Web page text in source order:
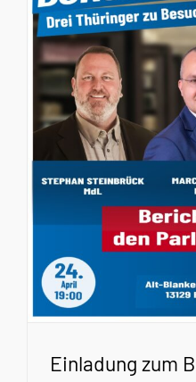
Einladung zum